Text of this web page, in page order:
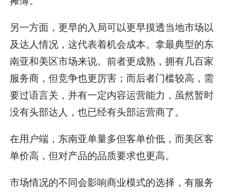
另一方面，更早的入局可以更早摸透当地市场以
及达人情况，这代表着机会成本。拿最典型的东
南亚和美区市场来说。前者更成熟，拥有几百家
服务商，但竞争也更厉害；而后者门槛较高，需
要过语言关，并有一定内容运营能力，虽然暂时
没有头部达人，也已经有头部运营商了。
在用户端，东南亚单量多但客单价低，而美区客
单价高，但对产品的品质要求也更高。
市场情况的不同会影响商业模式的选择，有服务